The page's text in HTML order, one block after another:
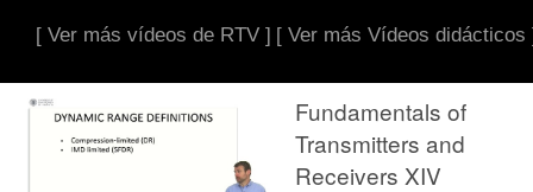
[ Ver más vídeos de RTV ] [ Ver más Vídeos didácticos
Fundamentals of
Transmitters and
Receivers XIV